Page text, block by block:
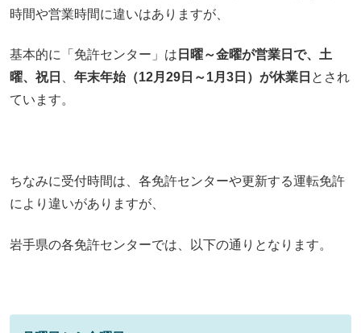
時間や営業時間に違いはありますが、
基本的に「免許センター」は 日曜～金曜が営業日で、土
曜、祝日
年末年始（12月29日～1月3日）が休業日 とされ
ています。
ちなみに受付時間は、各免許センターや更新する運転免許
により違いがありますが、
岩手県の各免許センターでは、以下の通りとなります。